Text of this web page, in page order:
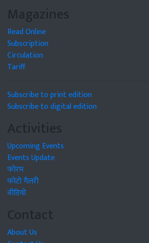
Magazines
Read Online
Subscription
Circulation
Tariff
Subscribe to print edition
Subscribe to digital edition
Activities
Upcoming Events
Events Update
फोरम
फोटो गैलरी
वीडियो
Contact
About Us